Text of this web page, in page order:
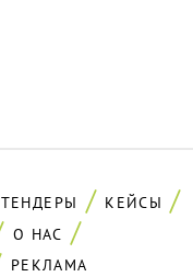
ТЕНДЕРЫ
КЕЙСЫ
О НАС
РЕКЛАМА